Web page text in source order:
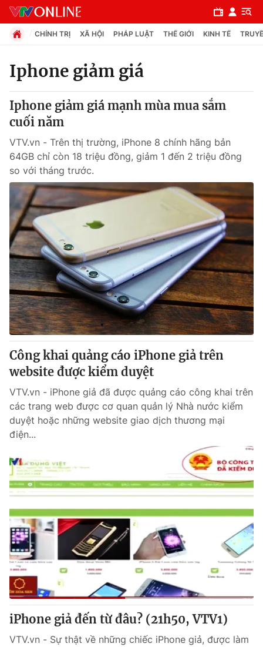
Chuyên mục
Chính trị
Xã hội
Pháp luật
Y tế
Thế giới
Tin tức
Thế giới đó đây
Câu chuyện quốc tế
Kinh tế
Tài chính
Thị trường
Góc doanh nghiệp
Dữ liệu và đời sống
Truyền hình
Hậu trường
Nhân vật
Giải sao mai
Giải trí
Điện ảnh
Âm nhạc
Sao
Đời sống
Làm đẹp
Chất lượng cuộc sống
Giáo dục
Tuyển sinh
Học trực tuyến
Công nghệ
Hitech Công nghệ tương lai
Sản phẩm
Thị trường
Tư vấn
Giao lưu trực tuyến
Lịch phát sóng
Chuyên mục khác
Emagazine Podcast
CHÍNH TRỊ XÃ HỘI PHÁP LUẬT THẾ GIỚI KINH TẾ
Iphone giảm giá
Iphone giảm giá mạnh mùa mua sắm
cuối năm
VTV.vn - Trên thị trường, iPhone 8 chính hãng bản
64GB chỉ còn 18 triệu đồng, giảm 1 đến 2 triệu đồng
so với tháng trước.
Công khai quảng cáo iPhone giả trên
website được kiểm duyệt
VTV.vn - iPhone giả đã được quảng cáo công khai trên
các trang web được cơ quan quản lý Nhà nước kiểm
duyệt hoặc những website giao dịch thương mại
điện...
iPhone giả đến từ đâu? (21h50, VTV1)
VTV.vn - Sự thật về những chiếc iPhone giả, được làm